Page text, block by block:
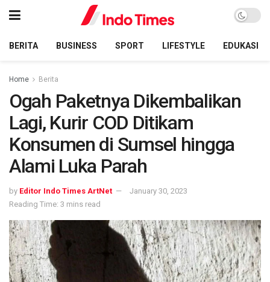
BERITA BUSINESS SPORT LIFESTYLE EDUKASI
Home Berita
Ogah Paketnya Dikembalikan
Lagi, Kurir COD Ditikam
Konsumen di Sumsel hingga
Alami Luka Parah
by Editor Indo Times ArtNet
January 30, 2023
Reading Time: 3 mins read